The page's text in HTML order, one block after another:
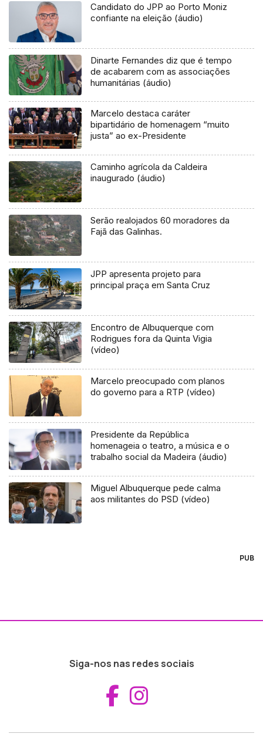
Candidato do JPP ao Porto Moniz
confiante na eleição (áudio)
Dinarte Fernandes diz que é tempo
de acabarem com as associações
humanitárias (áudio)
Marcelo destaca caráter
bipartidário de homenagem “muito
justa” ao ex-Presidente
Caminho agrícola da Caldeira
inaugurado (áudio)
Serão realojados 60 moradores da
Fajã das Galinhas.
JPP apresenta projeto para
principal praça em Santa Cruz
Encontro de Albuquerque com
Rodrigues fora da Quinta Vigia
(vídeo)
Marcelo preocupado com planos
do governo para a RTP (vídeo)
Presidente da República
homenageia o teatro, a música e o
trabalho social da Madeira (áudio)
Miguel Albuquerque pede calma
aos militantes do PSD (vídeo)
PUB
Siga-nos nas redes sociais
Aceder ao